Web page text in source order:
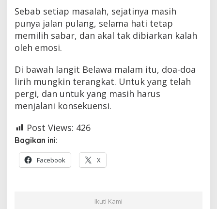
Sebab setiap masalah, sejatinya masih
punya jalan pulang, selama hati tetap
memilih sabar, dan akal tak dibiarkan kalah
oleh emosi.
Di bawah langit Belawa malam itu, doa-doa
lirih mungkin terangkat. Untuk yang telah
pergi, dan untuk yang masih harus
menjalani konsekuensi.
Post Views: 426
Bagikan ini:
Facebook X
Ikuti Kami